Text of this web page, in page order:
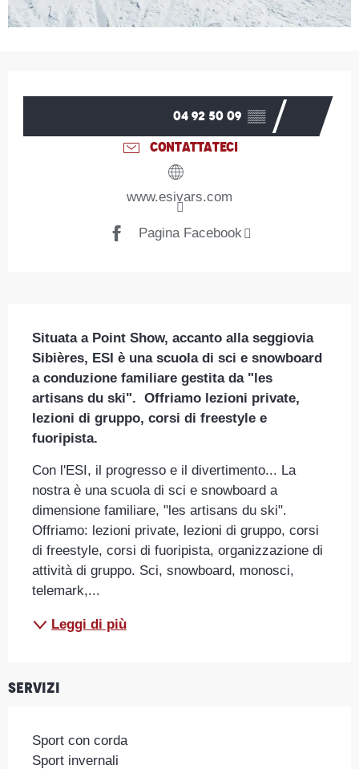
04 92 50 09 ▒▒
CONTATTATECI
www.esivars.com
Pagina Facebook
Situata a Point Show, accanto alla seggiovia
Sibières, ESI è una scuola di sci e snowboard
a conduzione familiare gestita da "les
artisans du ski".  Offriamo lezioni private,
lezioni di gruppo, corsi di freestyle e
fuoripista.
Con l'ESI, il progresso e il divertimento... La
nostra è una scuola di sci e snowboard a
dimensione familiare, "les artisans du ski".
Offriamo: lezioni private, lezioni di gruppo, corsi
di freestyle, corsi di fuoripista, organizzazione di
attività di gruppo. Sci, snowboard, monosci,
telemark,...
Leggi di più
Servizi
Sport con corda
Sport invernali